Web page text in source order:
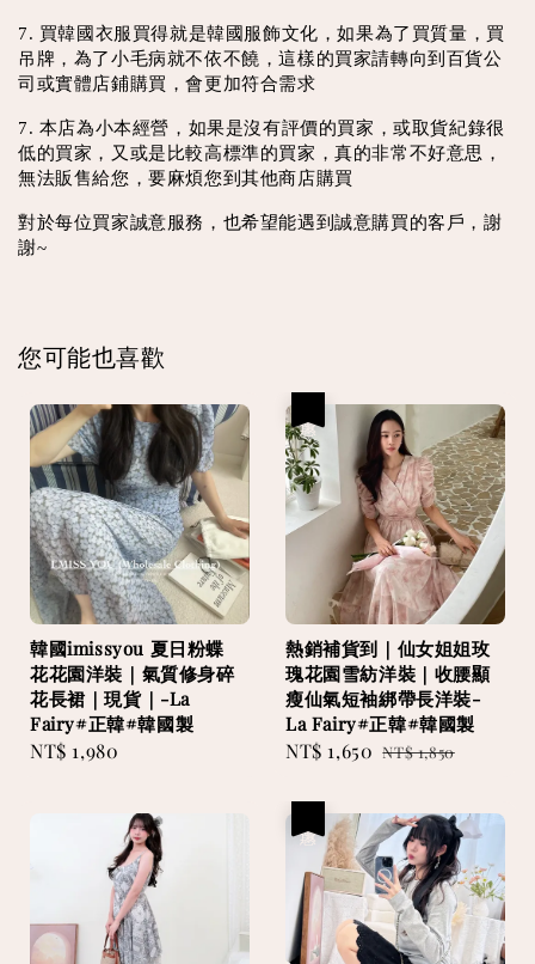
7. 買韓國衣服買得就是韓國服飾文化，如果為了買質量，買
吊牌，為了小毛病就不依不饒，這樣的買家請轉向到百貨公
司或實體店鋪購買，會更加符合需求
7. 本店為小本經營，如果是沒有評價的買家，或取貨紀錄很
低的買家，又或是比較高標準的買家，真的非常不好意思，
無法販售給您，要麻煩您到其他商店購買
對於每位買家誠意服務，也希望能遇到誠意購買的客戶，謝
謝~
您可能也喜歡
韓國imissyou 夏日粉蝶
花花園洋裝｜氣質修身碎
花長裙｜現貨｜-La
Fairy#正韓#韓國製
Regular
NT$ 1,980
熱銷補貨到｜仙女姐姐玫
瑰花園雪紡洋裝｜收腰顯
瘦仙氣短袖綁帶長洋裝-
La Fairy#正韓#韓國製
Sale
NT$ 1,650 Regular
NT$ 1,850